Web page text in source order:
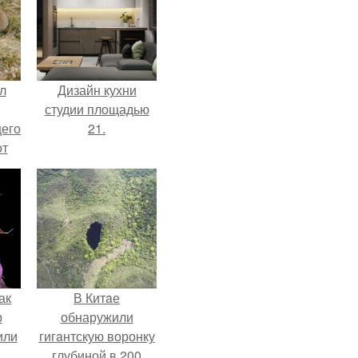
Дизайн кухни
студии площадью
21.
В Китaе
обнаружили
гигaнтскую воронку